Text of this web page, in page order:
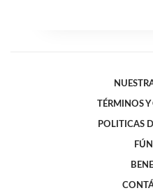
TÉRMINOS
POLITICAS